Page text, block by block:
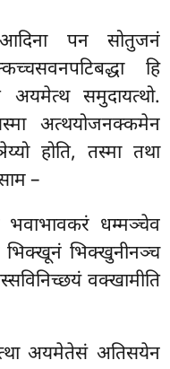
पन सोतुजनं
हि
अयमेत्थ समुदायत्थो.
अत्थयोजनक्कमेन
होति, तस्मा तथा
–
भवाभावकरं धम्मञ्चेव
भिक्खूनं भिक्खुनीनञ्च
वक्खामीति
अयमेतेसं अतिसयेन